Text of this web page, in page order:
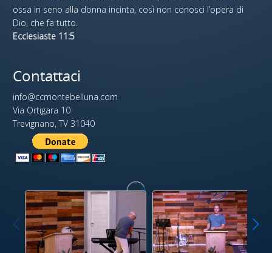
ossa in seno alla donna incinta, così non conosci l’opera di
Dio, che fa tutto.
Ecclesiaste 11:5
Contattaci
info@ccmontebelluna.com
Via Ortigara 10
Trevignano, TV 31040